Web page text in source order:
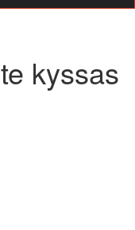
kyssas